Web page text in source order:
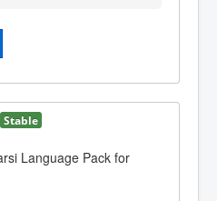
Stable
Language Pack for